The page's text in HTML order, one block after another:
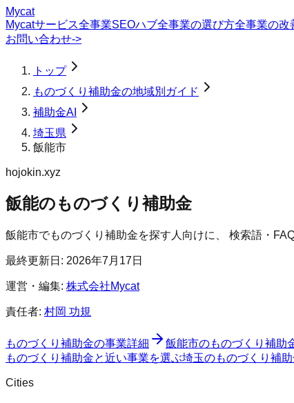
Mycat
Mycatサービス全事業SEOハブ全事業の選び方全事業の改
お問い合わせ->
トップ
ものづくり補助金の地域別ガイド
補助金AI
埼玉県
飯能市
hojokin.xyz
飯能のものづくり補助金
飯能市でものづくり補助金を探す人向けに、 検索語・
最終更新日: 2026年7月17日
運営・編集: 株式会社Mycat
責任者: 村岡 功規
ものづくり補助金の事業詳細 飯能市のものづくり補助
ものづくり補助金と近い事業を選ぶ埼玉のものづくり補
Cities